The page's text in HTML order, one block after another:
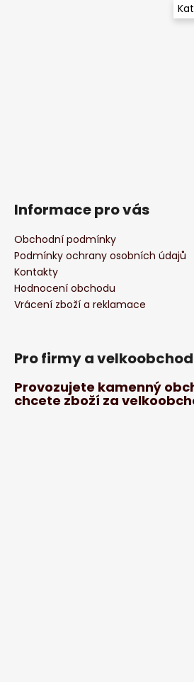
Informace pro vás
Obchodní podmínky
Podmínky ochrany osobních údajů
Kontakty
Hodnocení obchodu
Vrácení zboží a reklamace
Pro firmy a velkoobchod
Provozujete kamenný
chcete zboží za